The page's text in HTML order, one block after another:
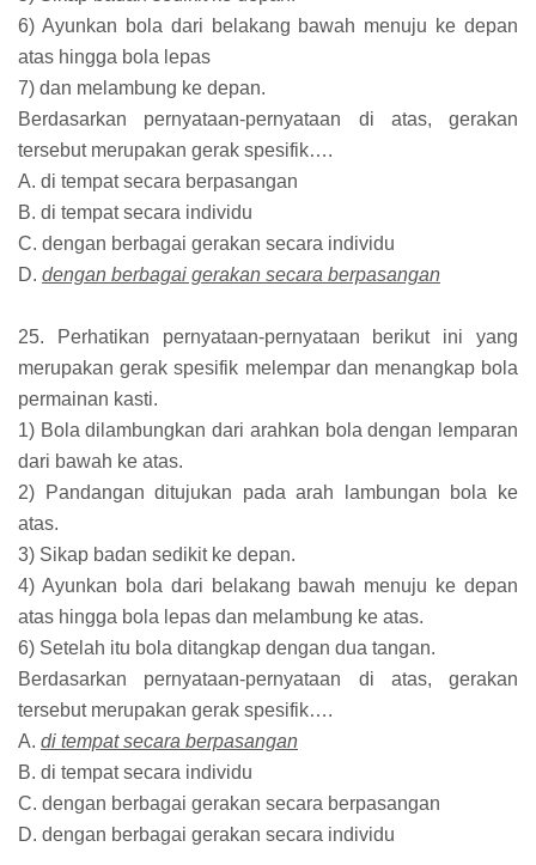
6) Ayunkan bola dari belakang bawah menuju ke depan
atas hingga bola lepas
7) dan melambung ke depan.
Berdasarkan pernyataan-pernyataan di atas, gerakan
tersebut merupakan gerak spesifik….
A. di tempat secara berpasangan
B. di tempat secara individu
C. dengan berbagai gerakan secara individu
D. dengan berbagai gerakan secara berpasangan
25. Perhatikan pernyataan-pernyataan berikut ini yang
merupakan gerak spesifik melempar dan menangkap bola
permainan kasti.
1) Bola dilambungkan dari arahkan bola dengan lemparan
dari bawah ke atas.
2) Pandangan ditujukan pada arah lambungan bola ke
atas.
3) Sikap badan sedikit ke depan.
4) Ayunkan bola dari belakang bawah menuju ke depan
atas hingga bola lepas dan melambung ke atas.
6) Setelah itu bola ditangkap dengan dua tangan.
Berdasarkan pernyataan-pernyataan di atas, gerakan
tersebut merupakan gerak spesifik….
A. di tempat secara berpasangan
B. di tempat secara individu
C. dengan berbagai gerakan secara berpasangan
D. dengan berbagai gerakan secara individu